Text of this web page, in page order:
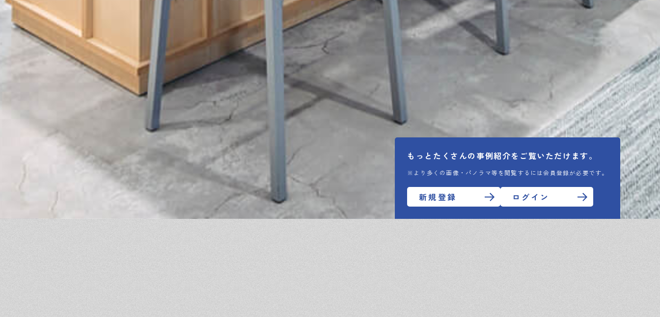
もっとたくさんの 事例紹介をご覧いただけます。
※より多くの画像・パノラマ等を閲覧するには会員登録が必要です。
新規登録 ログイン